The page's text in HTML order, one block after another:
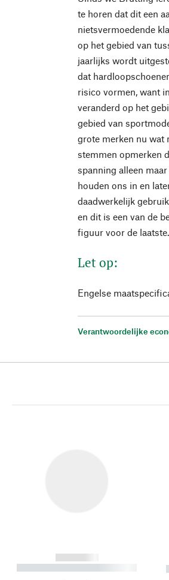
te horen dat dit een
nietsvermoedende
op het gebied van
jaarlijks wordt
dat
risico vormen, want
veranderd op het
gebied van
grote merken nu wat
stemmen opmerken
spanning alleen
houden ons in en
daadwerkelijk
en dit is een van de
figuur voor de laatste.
Let op:
Engelse
Verantwoordelijke
------------
----------- ----------- ----------